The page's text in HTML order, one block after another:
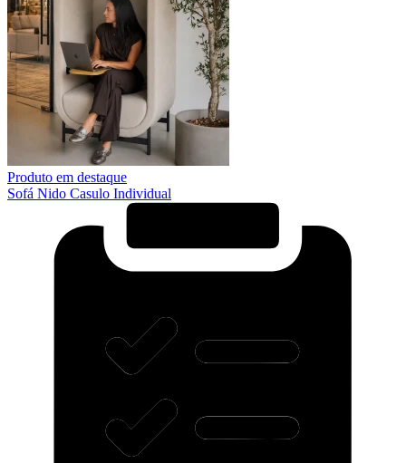
Produto em destaque
Sofá Nido Casulo Individual